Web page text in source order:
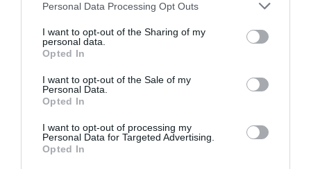
Please note that this website/app uses one or more Google
not limited to your visit or usage behaviour. You may click to
grant or deny consent to Google and its third-party tags to
use your data for below specified purposes in below Google
consent section.
Personal Data Processing Opt Outs
I want to opt-out of the Sharing of my
personal data.
Opted In
I want to opt-out of the Sale of my
Personal Data.
Opted In
I want to opt-out of processing my
Personal Data for Targeted Advertising.
Opted In